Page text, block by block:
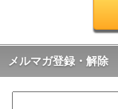
メルマガ登録・解除